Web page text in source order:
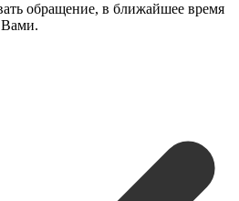
обращение, в ближайшее время
Вами.